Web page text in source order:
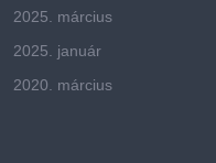
2025. március
2025. január
2020. március